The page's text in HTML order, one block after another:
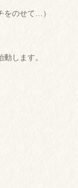
をのせて…）
します。